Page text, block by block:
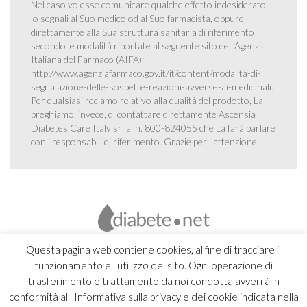
Questa pagina web contiene cookies, al fine di tracciare il
funzionamento e l'utilizzo del sito. Ogni operazione di
trasferimento e trattamento da noi condotta avverrà in
conformità all' Informativa sulla privacy e dei cookie indicata nella
Nel caso volesse comunicare qualche effetto indesiderato,
lo segnali al Suo medico od al Suo farmacista, oppure
direttamente alla Sua struttura sanitaria di riferimento
secondo le modalità riportate al seguente sito dell’Agenzia
Italiana del Farmaco (AIFA):
http://www.agenziafarmaco.gov.it/it/content/modalità-di-
segnalazione-delle-sospette-reazioni-avverse-ai-medicinali.
Per qualsiasi reclamo relativo alla qualità del prodotto, La
preghiamo, invece, di contattare direttamente Ascensia
Diabetes Care Italy srl al n. 800-824055 che La farà parlare
con i responsabili di riferimento. Grazie per l’attenzione.